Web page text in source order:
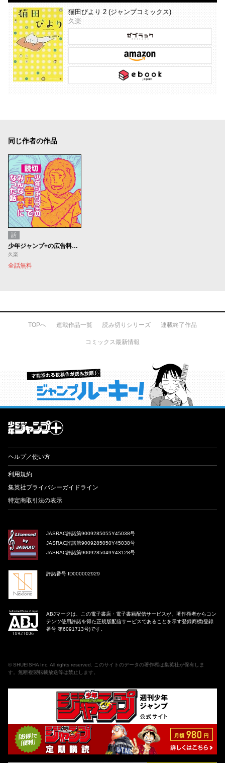
猫田びより 2 (ジャンプコミックス)
久楽
同じ作者の作品
話
少年ジャンプ+の広告料でみんな幸せになった話
久楽
全話無料
TOPへ 連載作品一覧 読み切りシリーズ 連載終了作品
コミックス最新情報
才能溢れる投稿作が読み放題！ ジャンプルーキー！
ヘルプ／使い方
利用規約
集英社プライバシーガイドライン
特定商取引法の表示
JASRAC許諾第9009285055Y45038号
JASRAC許諾第9009285050Y45038号
JASRAC許諾第9009285049Y43128号
許諾番号 ID000002929
ABJマークは、この電子書店・電子書籍配信サービスが、著作権者からコン
テンツ使用許諾を得た正規版配信サービスであることを示す登録商標(登録
番号 第6091713号)です。
© SHUEISHA Inc . All rights reserved. このサイトのデータの著作権は集英社が保有しま
す。無断複製転載放送等は禁止します。